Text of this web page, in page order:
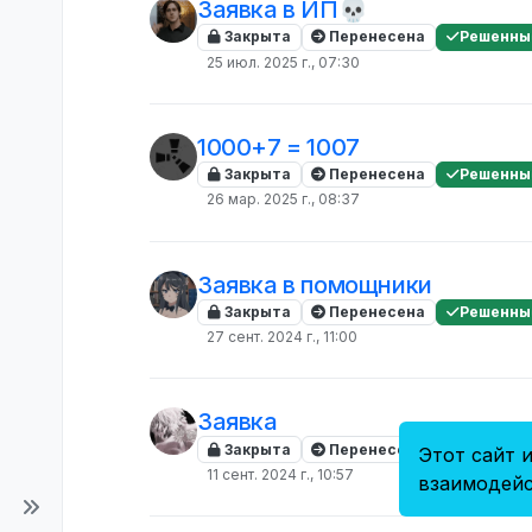
Заявка в ИП💀
Закрыта Перенесена
25 июл. 2025 г., 07:30
1000+7 = 1007
Закрыта Перенесена
26 мар. 2025 г., 08:37
Заявка в помощники
Закрыта Перенесена
27 сент. 2024 г., 11:00
Заявка
Закрыта Перенесена
11 сент. 2024 г., 10:57
Этот сайт